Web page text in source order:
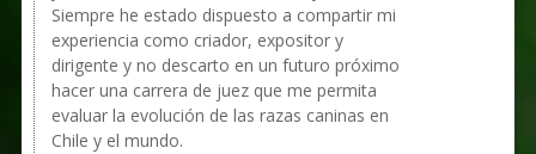
Siempre he estado dispuesto a compartir mi
experiencia como criador, expositor y
dirigente y no descarto en un futuro próximo
hacer una carrera de juez que me permita
evaluar la evolución de las razas caninas en
Chile y el mundo.